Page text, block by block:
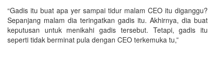
“Gadis itu buat apa yer sampai tidur malam CEO itu diganggu?
Sepanjang malam dia teringatkan gadis itu. Akhirnya, dia buat
keputusan untuk menikahi gadis tersebut. Tetapi, gadis itu
seperti tidak berminat pula dengan CEO terkemuka tu,”